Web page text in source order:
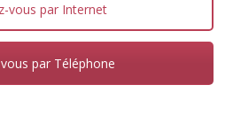
vous par Internet
par Téléphone